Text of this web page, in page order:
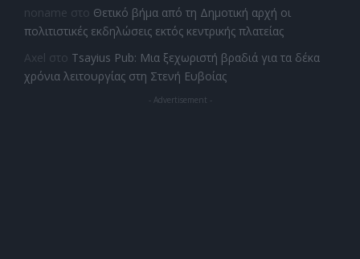
noname στο Θετικό βήμα από τη Δημοτική αρχή οι
πολιτιστικές εκδηλώσεις εκτός κεντρικής πλατείας
Axel στο Tsayius Pub: Μια ξεχωριστή βραδιά για τα δέκα
χρόνια λειτουργίας στη Στενή Ευβοίας
- Advertisement -